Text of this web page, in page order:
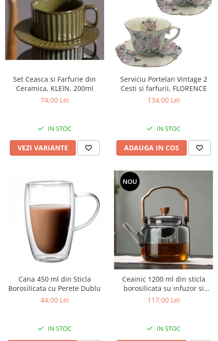
Set Ceasca si Farfurie din
Ceramica, KLEIN, 200ml
74,00 Lei
IN STOC
VEZI VARIANTE
Serviciu Portelan Vintage 2
Cesti si farfurii, FLORENCE
134,00 Lei
IN STOC
ADAUGA IN COS
Cana 450 ml din Sticla
Borosilicata cu Perete Dublu
44,00 Lei
IN STOC
NOU
Ceainic 1200 ml din sticla
borosilicata su infuzor si
maner lemn, Fumuriu
117,00 Lei
IN STOC